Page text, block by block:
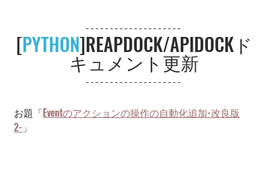
[PYTHON]REAPDOCK/APIDOCKド
キュメント更新
お題「Eventのアクションの操作の自動化追加-改良版
2- 」